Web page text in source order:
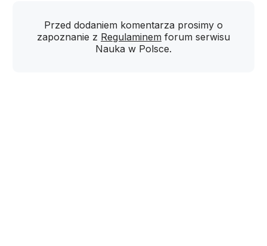
Przed dodaniem komentarza prosimy o
zapoznanie z Regulaminem forum serwisu
Nauka w Polsce.